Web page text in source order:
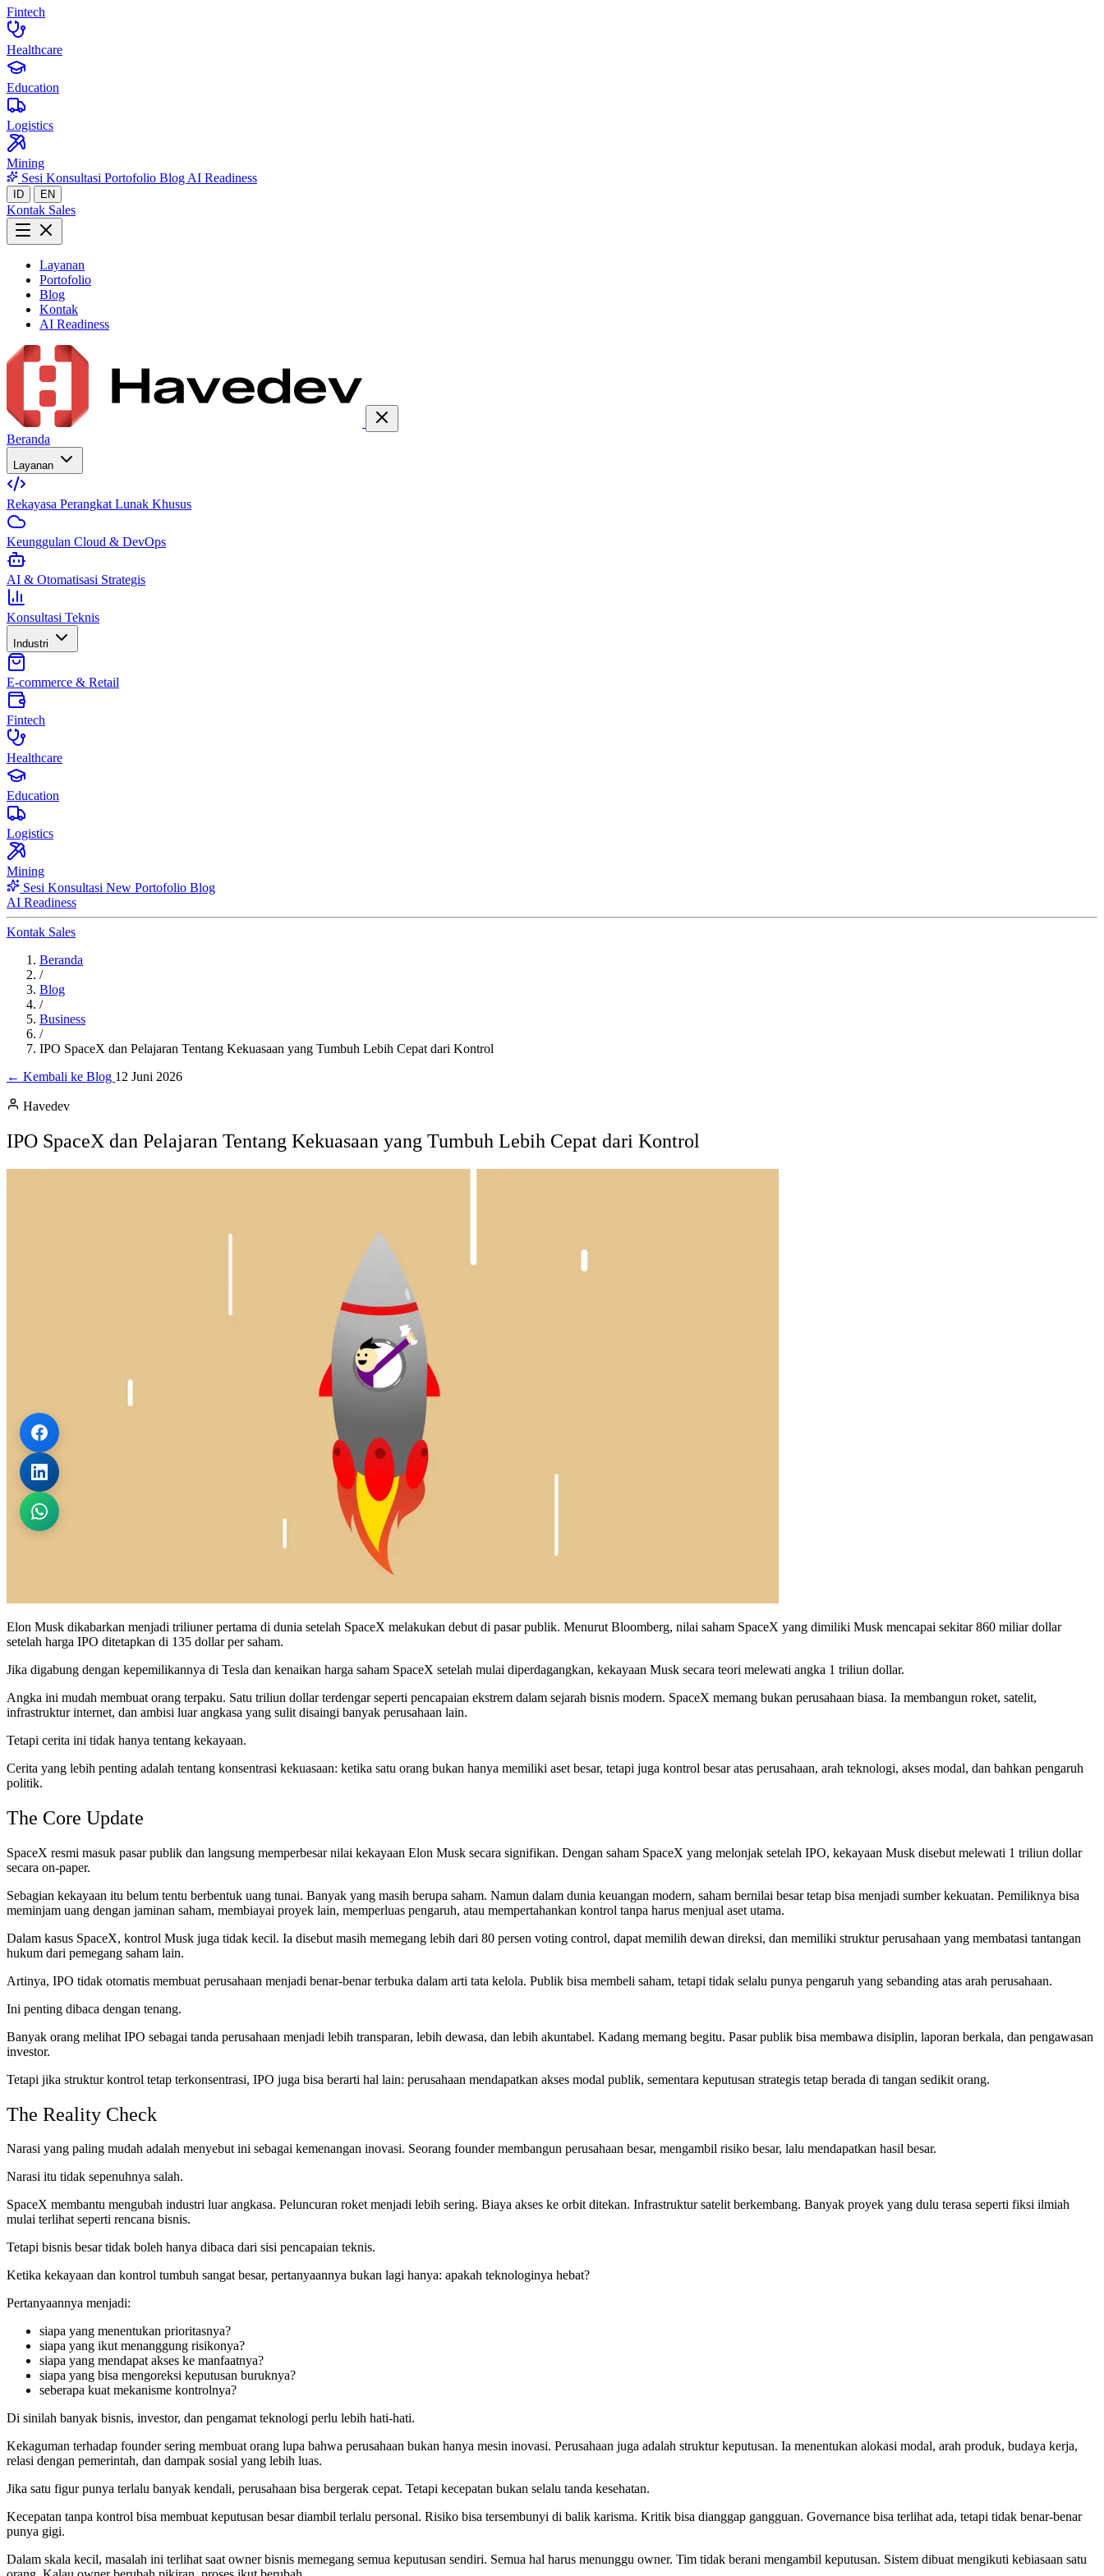
Fintech
Healthcare
Education
Logistics
Mining
Sesi Konsultasi Portofolio Blog AI Readiness
ID EN
Kontak Sales
Layanan
Portofolio
Blog
Kontak
AI Readiness
Beranda
Layanan
Rekayasa Perangkat Lunak Khusus
Keunggulan Cloud & DevOps
AI & Otomatisasi Strategis
Konsultasi Teknis
Industri
E-commerce & Retail
Fintech
Healthcare
Education
Logistics
Mining
Sesi Konsultasi New Portofolio Blog
AI Readiness
Kontak Sales
Beranda
/
Blog
/
Business
/
IPO SpaceX dan Pelajaran Tentang Kekuasaan yang Tumbuh Lebih Cepat dari Kontrol
← Kembali ke Blog 12 Juni 2026
Havedev
IPO SpaceX dan Pelajaran Tentang Kekuasaan yang Tumbuh Lebih Cepat dari Kontrol
Elon Musk dikabarkan menjadi triliuner pertama di dunia setelah SpaceX melakukan debut di pasar publik. Menurut Bloomberg, nilai saham SpaceX yang dimiliki Musk mencapai sekitar 860 miliar dollar
setelah harga IPO ditetapkan di 135 dollar per saham.
Jika digabung dengan kepemilikannya di Tesla dan kenaikan harga saham SpaceX setelah mulai diperdagangkan, kekayaan Musk secara teori melewati angka 1 triliun dollar.
Angka ini mudah membuat orang terpaku. Satu triliun dollar terdengar seperti pencapaian ekstrem dalam sejarah bisnis modern. SpaceX memang bukan perusahaan biasa. Ia membangun roket, satelit,
infrastruktur internet, dan ambisi luar angkasa yang sulit disaingi banyak perusahaan lain.
Tetapi cerita ini tidak hanya tentang kekayaan.
Cerita yang lebih penting adalah tentang konsentrasi kekuasaan: ketika satu orang bukan hanya memiliki aset besar, tetapi juga kontrol besar atas perusahaan, arah teknologi, akses modal, dan bahkan pengaruh
politik.
The Core Update
SpaceX resmi masuk pasar publik dan langsung memperbesar nilai kekayaan Elon Musk secara signifikan. Dengan saham SpaceX yang melonjak setelah IPO, kekayaan Musk disebut melewati 1 triliun dollar
secara on-paper.
Sebagian kekayaan itu belum tentu berbentuk uang tunai. Banyak yang masih berupa saham. Namun dalam dunia keuangan modern, saham bernilai besar tetap bisa menjadi sumber kekuatan. Pemiliknya bisa
meminjam uang dengan jaminan saham, membiayai proyek lain, memperluas pengaruh, atau mempertahankan kontrol tanpa harus menjual aset utama.
Dalam kasus SpaceX, kontrol Musk juga tidak kecil. Ia disebut masih memegang lebih dari 80 persen voting control, dapat memilih dewan direksi, dan memiliki struktur perusahaan yang membatasi tantangan
hukum dari pemegang saham lain.
Artinya, IPO tidak otomatis membuat perusahaan menjadi benar-benar terbuka dalam arti tata kelola. Publik bisa membeli saham, tetapi tidak selalu punya pengaruh yang sebanding atas arah perusahaan.
Ini penting dibaca dengan tenang.
Banyak orang melihat IPO sebagai tanda perusahaan menjadi lebih transparan, lebih dewasa, dan lebih akuntabel. Kadang memang begitu. Pasar publik bisa membawa disiplin, laporan berkala, dan pengawasan
investor.
Tetapi jika struktur kontrol tetap terkonsentrasi, IPO juga bisa berarti hal lain: perusahaan mendapatkan akses modal publik, sementara keputusan strategis tetap berada di tangan sedikit orang.
The Reality Check
Narasi yang paling mudah adalah menyebut ini sebagai kemenangan inovasi. Seorang founder membangun perusahaan besar, mengambil risiko besar, lalu mendapatkan hasil besar.
Narasi itu tidak sepenuhnya salah.
SpaceX membantu mengubah industri luar angkasa. Peluncuran roket menjadi lebih sering. Biaya akses ke orbit ditekan. Infrastruktur satelit berkembang. Banyak proyek yang dulu terasa seperti fiksi ilmiah
mulai terlihat seperti rencana bisnis.
Tetapi bisnis besar tidak boleh hanya dibaca dari sisi pencapaian teknis.
Ketika kekayaan dan kontrol tumbuh sangat besar, pertanyaannya bukan lagi hanya: apakah teknologinya hebat?
Pertanyaannya menjadi:
siapa yang menentukan prioritasnya?
siapa yang ikut menanggung risikonya?
siapa yang mendapat akses ke manfaatnya?
siapa yang bisa mengoreksi keputusan buruknya?
seberapa kuat mekanisme kontrolnya?
Di sinilah banyak bisnis, investor, dan pengamat teknologi perlu lebih hati-hati.
Kekaguman terhadap founder sering membuat orang lupa bahwa perusahaan bukan hanya mesin inovasi. Perusahaan juga adalah struktur keputusan. Ia menentukan alokasi modal, arah produk, budaya kerja,
relasi dengan pemerintah, dan dampak sosial yang lebih luas.
Jika satu figur punya terlalu banyak kendali, perusahaan bisa bergerak cepat. Tetapi kecepatan bukan selalu tanda kesehatan.
Kecepatan tanpa kontrol bisa membuat keputusan besar diambil terlalu personal. Risiko bisa tersembunyi di balik karisma. Kritik bisa dianggap gangguan. Governance bisa terlihat ada, tetapi tidak benar-benar
punya gigi.
Dalam skala kecil, masalah ini terlihat saat owner bisnis memegang semua keputusan sendiri. Semua hal harus menunggu owner. Tim tidak berani mengambil keputusan. Sistem dibuat mengikuti kebiasaan satu